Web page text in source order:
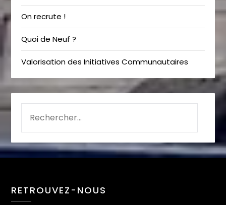
On recrute !
Quoi de Neuf ?
Valorisation des Initiatives Communautaires
RETROUVEZ-NOUS